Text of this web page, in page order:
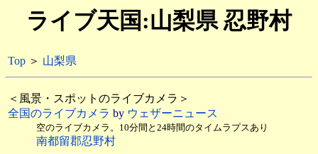
ライブ天国:山梨県 忍野村
Top ＞ 山梨県
＜風景・スポットのライブカメラ＞
全国のライブカメラ by ウェザーニュース
空のライブカメラ。10分間と24時間のタイムラプスあり
南都留郡忍野村